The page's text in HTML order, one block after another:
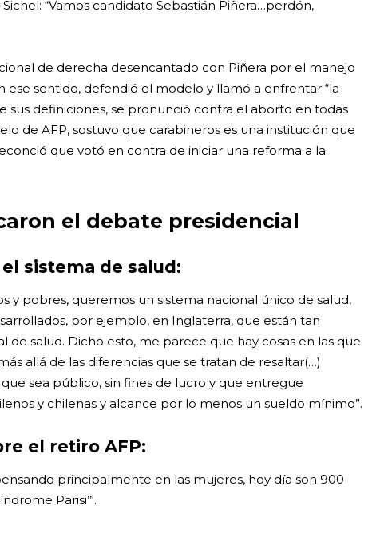
“Vamos candidato Sebastián Piñera…perdón,
de derecha desencantado con Piñera por el manejo
ese sentido, defendió el modelo y llamó a enfrentar “la
sus definiciones, se pronunció contra el aborto en todas
de AFP, sostuvo que carabineros es una institución que
que votó en contra de iniciar una reforma a la
el debate presidencial
sistema de salud:
y pobres, queremos un sistema nacional único de salud,
por ejemplo, en Inglaterra, que están tan
de salud. Dicho esto, me parece que hay cosas en las que
allá de las diferencias que se tratan de resaltar(…)
sea público, sin fines de lucro y que entregue
y chilenas y alcance por lo menos un sueldo mínimo”.
el retiro AFP:
principalmente en las mujeres, hoy día son 900
Parisi’”.